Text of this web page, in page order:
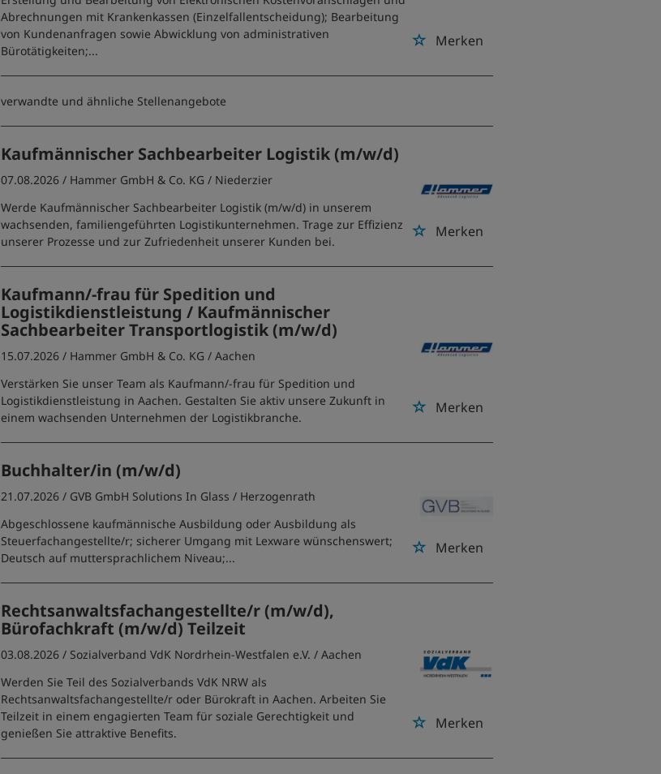
Merken
Abrechnungen mit Krankenkassen (Einzelfallentscheidung); Bearbeitung
von Kundenanfragen sowie Abwicklung von administrativen
Bürotätigkeiten;...
verwandte und ähnliche Stellenangebote
Kaufmännischer Sachbearbeiter Logistik (m/w/d)
Merken
07.08.2026 / Hammer GmbH & Co. KG / Niederzier
Werde Kaufmännischer Sachbearbeiter Logistik (m/w/d) in unserem
wachsenden, familiengeführten Logistikunternehmen. Trage zur Effizienz
unserer Prozesse und zur Zufriedenheit unserer Kunden bei.
Kaufmann/-frau für Spedition und
Logistikdienstleistung / Kaufmännischer
Sachbearbeiter Transportlogistik (m/w/d)
Merken
15.07.2026 / Hammer GmbH & Co. KG / Aachen
Verstärken Sie unser Team als Kaufmann/-frau für Spedition und
Logistikdienstleistung in Aachen. Gestalten Sie aktiv unsere Zukunft in
einem wachsenden Unternehmen der Logistikbranche.
Buchhalter/in (m/w/d)
Merken
21.07.2026 / GVB GmbH Solutions In Glass / Herzogenrath
Abgeschlossene kaufmännische Ausbildung oder Ausbildung als
Steuerfachangestellte/r; sicherer Umgang mit Lexware wünschenswert;
Deutsch auf muttersprachlichem Niveau;...
Rechtsanwaltsfachangestellte/r (m/w/d),
Bürofachkraft (m/w/d) Teilzeit
Merken
03.08.2026 / Sozialverband VdK Nordrhein-Westfalen e.V. / Aachen
Werden Sie Teil des Sozialverbands VdK NRW als
Rechtsanwaltsfachangestellte/r oder Bürokraft in Aachen. Arbeiten Sie
Teilzeit in einem engagierten Team für soziale Gerechtigkeit und
genießen Sie attraktive Benefits.